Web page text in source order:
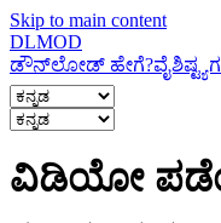
Skip to main content
DLMOD
ಡೌನ್‌ಲೋಡ್ ಹೇಗೆ?
ವಿಡಿಯೋ